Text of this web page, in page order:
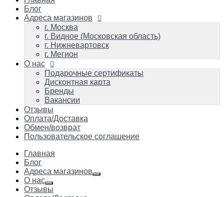
Блог
Адреса магазинов
г. Москва
г. Видное (Московская область)
г. Нижневартовск
г. Мегион
О нас
Подарочные сертификаты
Дисконтная карта
Бренды
Вакансии
Отзывы
Оплата/Доставка
Обмен/возврат
Пользовательское соглашение
Главная
Блог
Адреса магазинов
О нас
Отзывы